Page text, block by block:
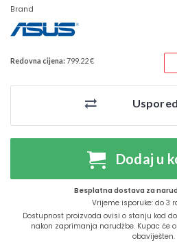
Brand
Redovna cijena: 799.22 €
Dodaj u
Besplatna dostava za
Vrijeme isporuke: do 3
Dostupnost proizvoda ovisi o stanju kod
nakon zaprimanja narudžbe. Kupac će
obaviješten.